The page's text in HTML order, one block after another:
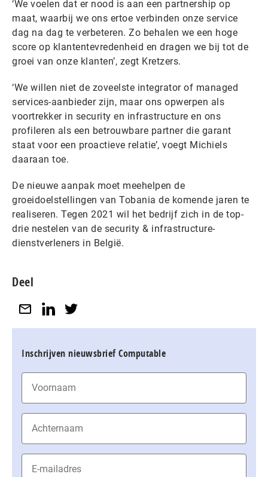
‘We voelen dat er nood is aan een partnership op
maat, waarbij we ons ertoe verbinden onze service
dag na dag te verbeteren. Zo behalen we een hoge
score op klantentevredenheid en dragen we bij tot de
groei van onze klanten’, zegt Kretzers.
‘We willen niet de zoveelste integrator of managed
services-aanbieder zijn, maar ons opwerpen als
voortrekker in security en infrastructure en ons
profileren als een betrouwbare partner die garant
staat voor een proactieve relatie’, voegt Michiels
daaraan toe.
De nieuwe aanpak moet meehelpen de
groeidoelstellingen van Tobania de komende jaren te
realiseren. Tegen 2021 wil het bedrijf zich in de top-
drie nestelen van de security & infrastructure-
dienstverleners in België.
Deel
Inschrijven nieuwsbrief Computable